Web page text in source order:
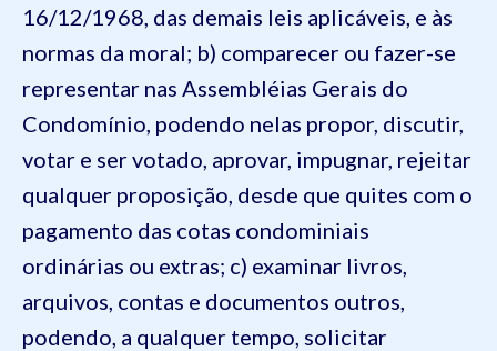
16/12/1968, das demais leis aplicáveis, e às
normas da moral; b) comparecer ou fazer-se
representar nas Assembléias Gerais do
Condomínio, podendo nelas propor, discutir,
votar e ser votado, aprovar, impugnar, rejeitar
qualquer proposição, desde que quites com o
pagamento das cotas condominiais
ordinárias ou extras; c) examinar livros,
arquivos, contas e documentos outros,
podendo, a qualquer tempo, solicitar